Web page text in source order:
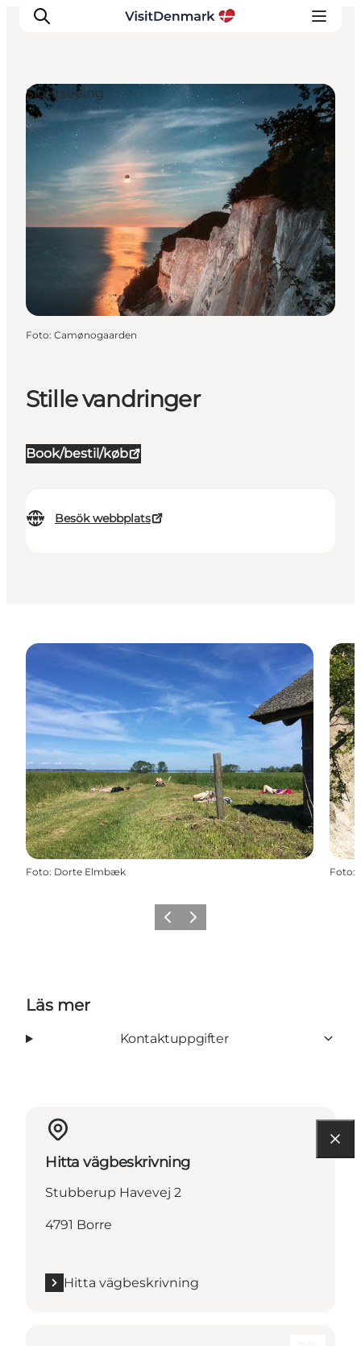
Inspiration
Resmål
Aktiviteter
Övernatta
Planera resan
Stille vandringer
Book/bestil/køb
Besök webbplats
Sightseeing
Foto: Camønogaarden
Foto: Dorte Elmbæk Foto:
Föregående
Nästa
Läs mer
Kontaktuppgifter
Hitta vägbeskrivning
Stubberup Havevej 2
4791 Borre
Hitta vägbeskrivning